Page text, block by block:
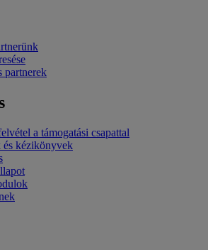
partnerek
a támogatási csapattal
és kézikönyvek